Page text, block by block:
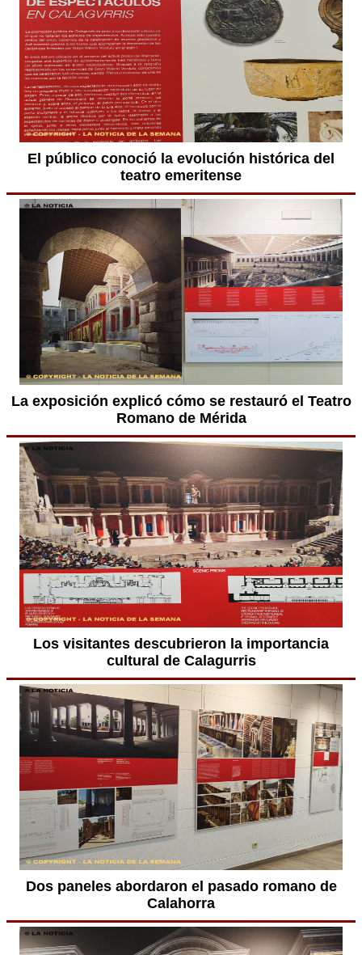
El público conoció la evolución histórica del
teatro emeritense
La exposición explicó cómo se restauró el Teatro
Romano de Mérida
Los visitantes descubrieron la importancia
cultural de Calagurris
Dos paneles abordaron el pasado romano de
Calahorra